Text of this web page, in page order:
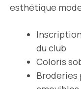
esthétique
du club
Coloris
Broderies